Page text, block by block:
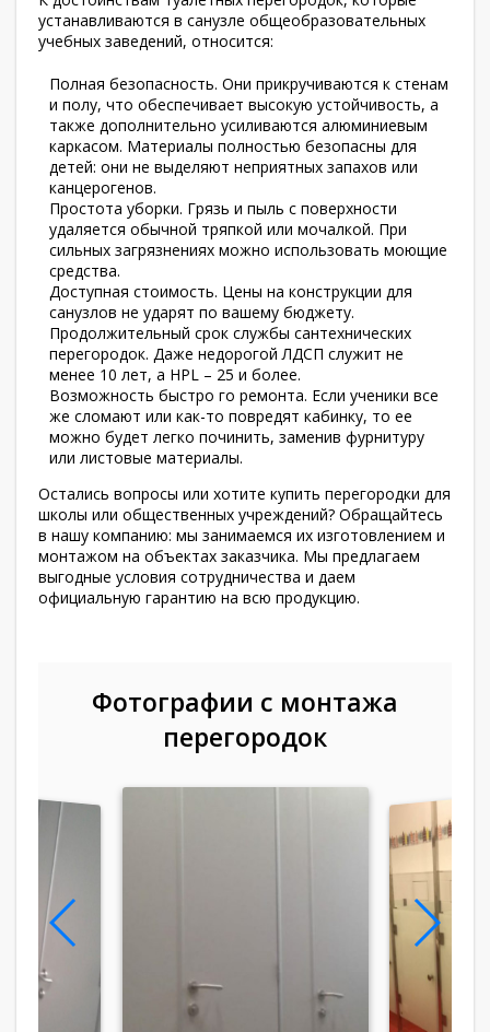
устанавливаются в санузле общеобразовательных
учебных заведений, относится:
Полная безопасность. Они прикручиваются к стенам
и полу, что обеспечивает высокую устойчивость, а
также дополнительно усиливаются алюминиевым
каркасом. Материалы полностью безопасны для
детей: они не выделяют неприятных запахов или
канцерогенов.
Простота уборки. Грязь и пыль с поверхности
удаляется обычной тряпкой или мочалкой. При
сильных загрязнениях можно использовать моющие
средства.
Доступная стоимость. Цены на конструкции для
санузлов не ударят по вашему бюджету.
Продолжительный срок службы сантехнических
перегородок. Даже недорогой ЛДСП служит не
менее 10 лет, а HPL – 25 и более.
Возможность быстро го ремонта. Если ученики все
же сломают или как-то повредят кабинку, то ее
можно будет легко починить, заменив фурнитуру
или листовые материалы.
Остались вопросы или хотите купить перегородки для
школы или общественных учреждений? Обращайтесь
в нашу компанию: мы занимаемся их изготовлением и
монтажом на объектах заказчика. Мы предлагаем
выгодные условия сотрудничества и даем
официальную гарантию на всю продукцию.
Фотографии с монтажа
перегородок